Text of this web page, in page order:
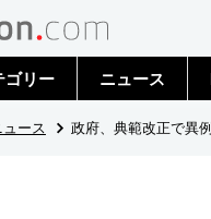
ゴリー
外交
ニュース
トップ
ュース 政府、典範改正で異